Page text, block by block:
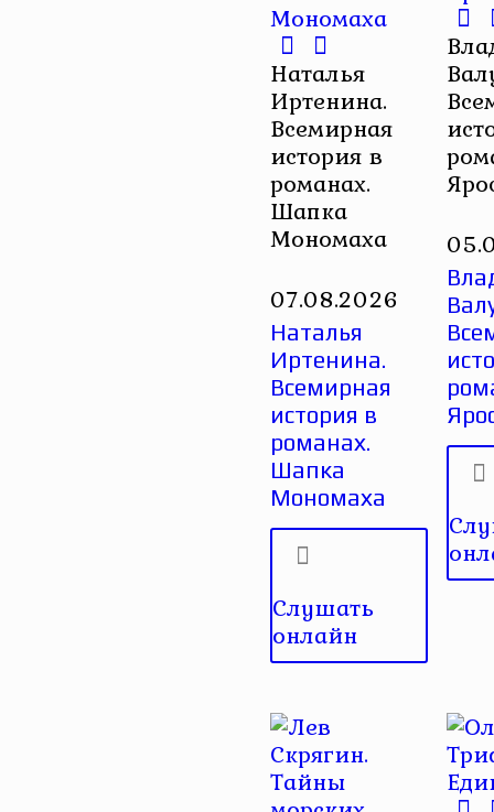
Наталья
Иртенина.
Всемирная
история в
романах.
Шапка
Мономаха
07.08.2026
Наталья
Иртенина.
Всемирная
история в
романах.
Шапка
Мономаха
Слушать
онлайн